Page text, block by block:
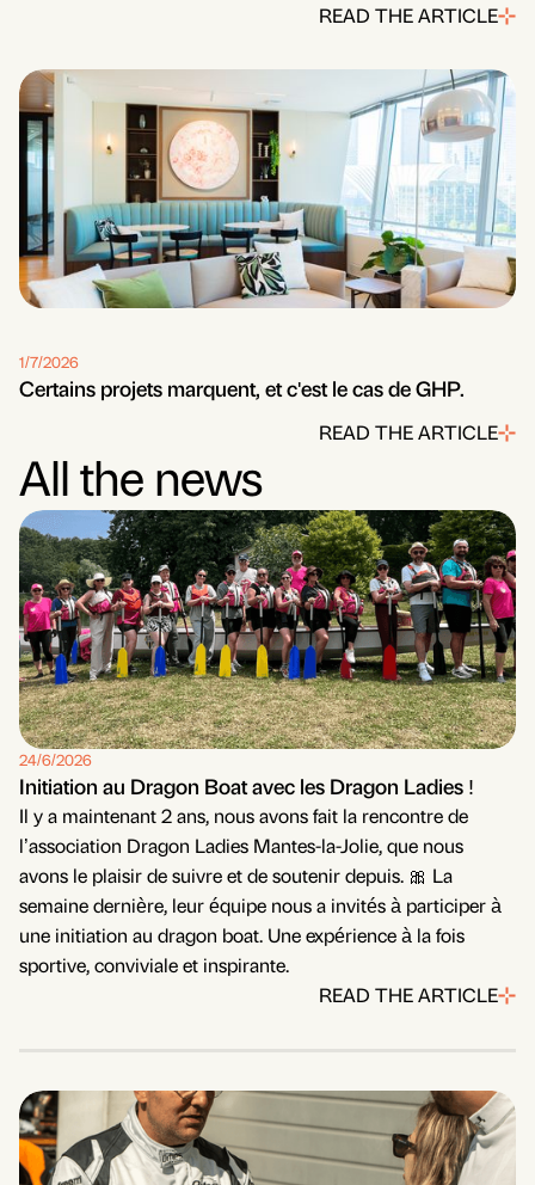
READ THE ARTICLE
1/7/2026
Certains projets marquent, et c'est le cas de GHP.
READ THE ARTICLE
All the news
24/6/2026
Initiation au Dragon Boat avec les Dragon Ladies !
Il y a maintenant 2 ans, nous avons fait la rencontre de
l’association Dragon Ladies Mantes-la-Jolie, que nous
avons le plaisir de suivre et de soutenir depuis. 🎀 La
semaine dernière, leur équipe nous a invités à participer à
une initiation au dragon boat. Une expérience à la fois
sportive, conviviale et inspirante.
READ THE ARTICLE